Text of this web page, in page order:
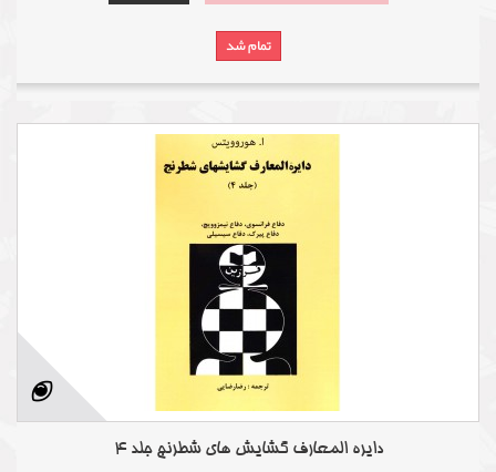
تمام شد
دایره المعارف گشایش های شطرنج جلد 4